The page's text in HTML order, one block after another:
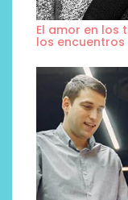
El amor en los
los